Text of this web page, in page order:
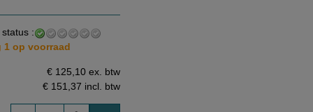
:
1 op voorraad
€ 125,10 ex. btw
€ 151,37 incl. btw